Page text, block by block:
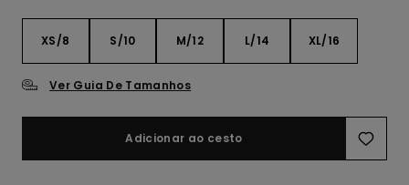
XS/8 S/10 M/12 L/14 XL/16
Ver Guia De Tamanhos
Adicionar ao cesto